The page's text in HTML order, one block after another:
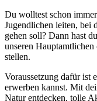
Du wolltest schon
Jugendlichen leiten, bei
gehen soll? Dann hast
unseren
stellen.
Voraussetzung dafür ist
erwerben kannst. Mit
Natur entdecken, tolle